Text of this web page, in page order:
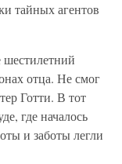
тайных агентов
отца. Не смог
Готти. В тот
где началось
и заботы легли